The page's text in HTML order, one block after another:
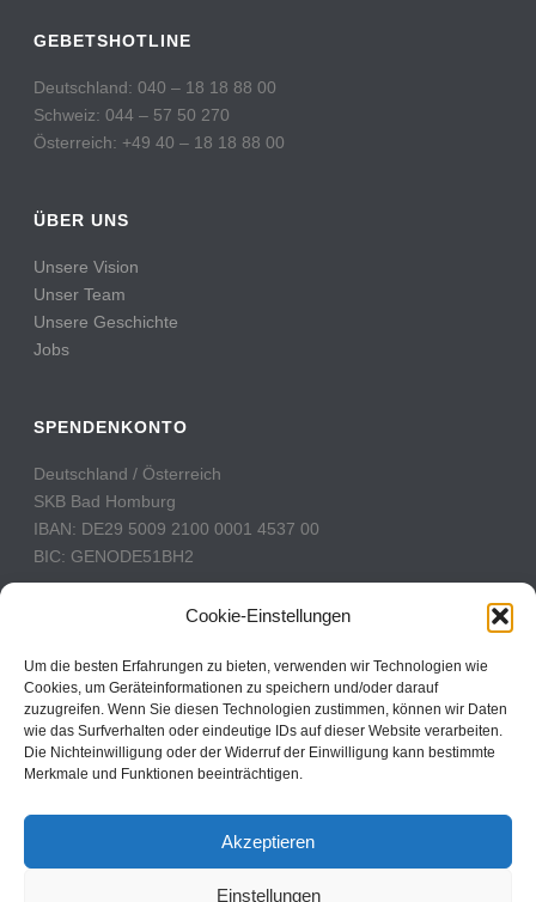
Cookie-Einstellungen
Um die besten Erfahrungen zu bieten, verwenden wir Technologien wie
Cookies, um Geräteinformationen zu speichern und/oder darauf
zuzugreifen. Wenn Sie diesen Technologien zustimmen, können wir Daten
wie das Surfverhalten oder eindeutige IDs auf dieser Website verarbeiten.
Die Nichteinwilligung oder der Widerruf der Einwilligung kann bestimmte
Merkmale und Funktionen beeinträchtigen.
Akzeptieren
Einstellungen
GEBETSHOTLINE
Deutschland: 040 – 18 18 88 00
Schweiz: 044 – 57 50 270
Österreich: +49 40 – 18 18 88 00
ÜBER UNS
Unsere Vision
Unser Team
Unsere Geschichte
Jobs
SPENDENKONTO
Deutschland / Österreich
SKB Bad Homburg
IBAN: DE29 5009 2100 0001 4537 00
BIC: GENODE51BH2
Konto: 60-742493-7
IBAN: CH31 0900 0000 6074 2493 7
BIC: POFICHBEXXX
CBN Deutschland © 2024
Kontakt
Impressum